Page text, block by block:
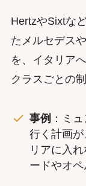
HertzやSixtな
たメルセデス
を、イタリア
クラスごとの
事例 ：ミ
行く計画
リアに入
ードやオペ